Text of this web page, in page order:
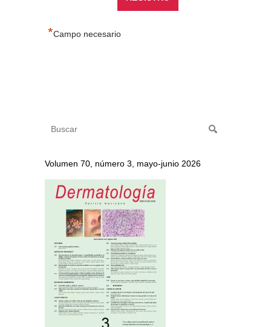
*Campo necesario
Volumen 70, número 3, mayo-junio 2026